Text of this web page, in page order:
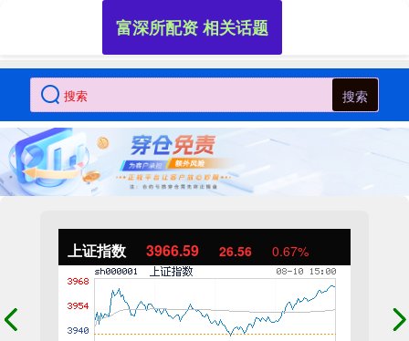
搜索
上证指数 3966.59 26.56 0.67%
富深所配资 相关话题